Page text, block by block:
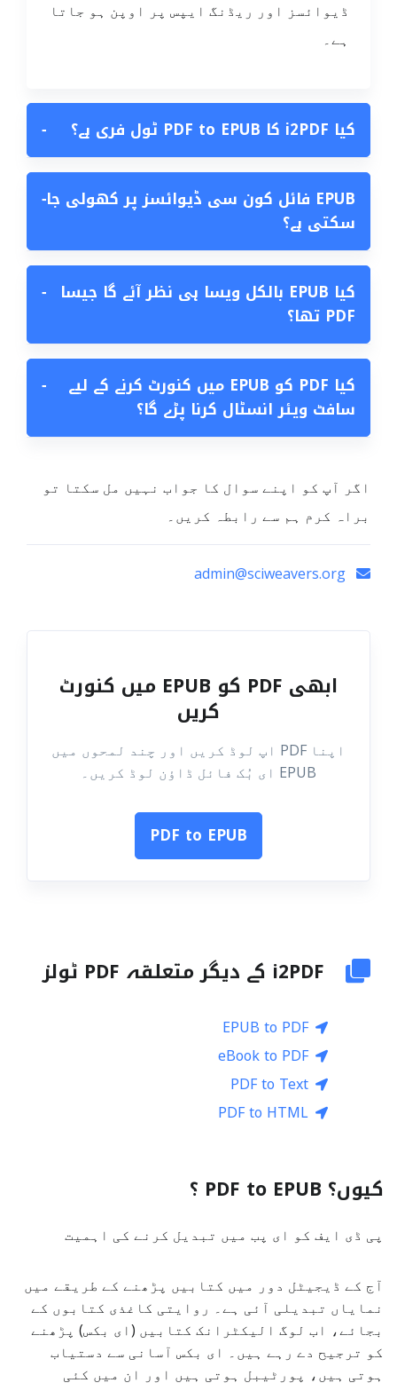
ڈیوائسز اور ریڈنگ ایپس پر اوپن ہو جاتا
ہے۔
کیا i2PDF کا PDF to EPUB ٹول فری ہے؟ −
EPUB فائل کون سی ڈیوائسز پر کھولی جا
سکتی ہے؟
−
کیا EPUB بالکل ویسا ہی نظر آئے گا جیسا
PDF تھا؟
−
کیا PDF کو EPUB میں کنورٹ کرنے کے لیے
سافٹ ویئر انسٹال کرنا پڑے گا؟
−
اگر آپ کو اپنے سوال کا جواب نہیں مل سکتا تو
براہ کرم ہم سے رابطہ کریں۔
ابھی PDF کو EPUB میں کنورٹ
کریں
اپنا PDF اپ لوڈ کریں اور چند لمحوں میں
EPUB ای بُک فائل ڈاؤن لوڈ کریں۔
PDF to EPUB
i2PDF کے دیگر متعلقہ PDF ٹولز
EPUB to PDF
eBook to PDF
PDF to Text
PDF to HTML
کیوں؟ PDF to EPUB ؟
پی ڈی ایف کو ای پب میں تبدیل کرنے کی اہمیت
آج کے ڈیجیٹل دور میں کتابیں پڑھنے کے طریقے میں
نمایاں تبدیلی آئی ہے۔ روایتی کاغذی کتابوں کے
بجائے، اب لوگ الیکٹرانک کتابیں (ای بکس) پڑھنے
کو ترجیح دے رہے ہیں۔ ای بکس آسانی سے دستیاب
ہوتی ہیں، پورٹیبل ہوتی ہیں اور ان میں کئی